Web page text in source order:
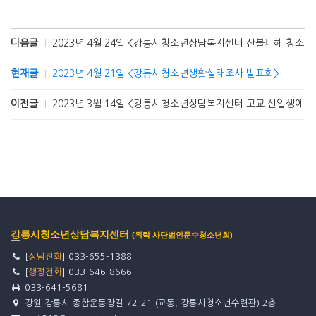
다음글 2023년 4월 24일 <강릉시청소년상담복지센터 산불피해 청소년
현재글 2023년 4월 21일 <강릉시청소년생활실태조사 발표회>
이전글 2023년 3월 14일 <강릉시청소년상담복지센터 고교 신입생에
강릉시청소년상담복지센터 (위탁 사단법인문수청소년회)
[상담전화] 033-655-1388
[행정전화] 033-646-8666
033-641-5681
강원 강릉시 종합운동장길 72-21 (교동, 강릉시청소년수련관) 2층